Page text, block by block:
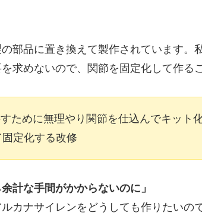
部品に置き換えて製作されています。
求めないので、関節を固定化して作る
ために無理やり関節を仕込んでキット
定化する改修
計な手間がかからないのに」
カナサイレンをどうしても作りたいの